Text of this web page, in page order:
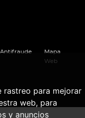
rastreo para mejorar
web, para
y anuncios
Mapa
Web